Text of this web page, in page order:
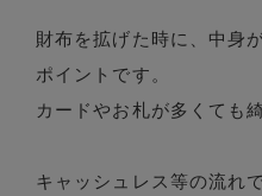
財布を拡げた時に、中身
ポイントです。
カードやお札が多くても
キャッシュレス等の流れ